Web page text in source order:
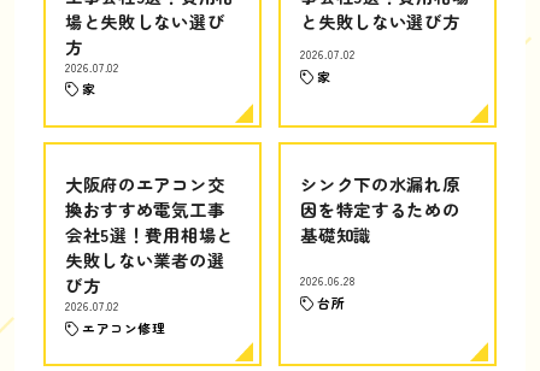
場と失敗しない選び
方
2026.07.02
家
と失敗しない選び方
2026.07.02
家
大阪府のエアコン交
換おすすめ電気工事
会社5選！費用相場と
失敗しない業者の選
び方
2026.07.02
エアコン修理
シンク下の水漏れ原
因を特定するための
基礎知識
2026.06.28
台所